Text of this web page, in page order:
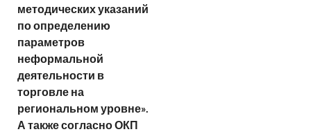
методических указаний
по определению
параметров
неформальной
деятельности в
торговле на
региональном уровне».
А также согласно ОКП